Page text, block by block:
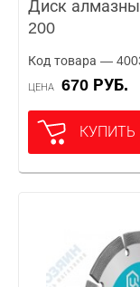
Диск
200
Код товара —
ЦЕНА 670 РУБ.
КУПИТЬ